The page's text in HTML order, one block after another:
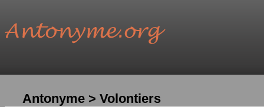
Antonyme > Volontiers